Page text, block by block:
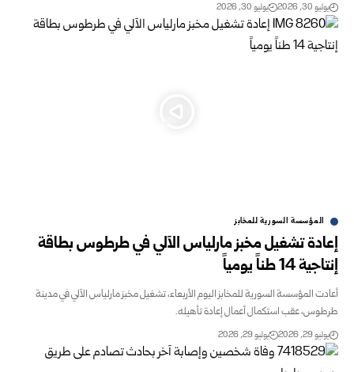
يوليو 30, 2026 يوليو 30, 2026
المؤسسة السورية للمخابز
إعادة تشغيل مخبز مارلياس الآلي في طرطوس بطاقة
إنتاجية 14 طناً يومياً
أعادت المؤسسة السورية للمخابز اليوم الأربعاء، تشغيل مخبز مارلياس الآلي ‏في مدينة
طرطوس، عقب استكمال أعمال إعادة تأهيله.‏
يوليو 29, 2026 يوليو 29, 2026